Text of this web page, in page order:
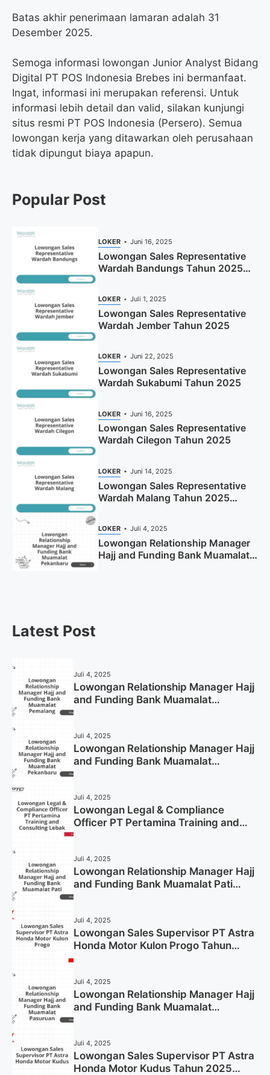
Batas akhir penerimaan lamaran adalah 31
Desember 2025.
Semoga informasi lowongan Junior Analyst Bidang
Digital PT POS Indonesia Brebes ini bermanfaat.
Ingat, informasi ini merupakan referensi. Untuk
informasi lebih detail dan valid, silakan kunjungi
situs resmi PT POS Indonesia (Persero). Semua
lowongan kerja yang ditawarkan oleh perusahaan
tidak dipungut biaya apapun.
Popular Post
LOKER Juni 16, 2025
Lowongan Sales Representative
Wardah Bandungs Tahun 2025
LOKER Juli 1, 2025
Lowongan Sales Representative
Wardah Jember Tahun 2025
LOKER Juni 22, 2025
Lowongan Sales Representative
Wardah Sukabumi Tahun 2025
LOKER Juni 16, 2025
Lowongan Sales Representative
Wardah Cilegon Tahun 2025
LOKER Juni 14, 2025
Lowongan Sales Representative
Wardah Malang Tahun 2025
LOKER Juli 4, 2025
Lowongan Relationship Manager
Hajj and Funding Bank Muamalat
Latest Post
Juli 4, 2025
Lowongan Relationship Manager Hajj
and Funding Bank Muamalat
Juli 4, 2025
Lowongan Relationship Manager Hajj
and Funding Bank Muamalat
Juli 4, 2025
Lowongan Legal & Compliance
Officer PT Pertamina Training and
Juli 4, 2025
Lowongan Relationship Manager Hajj
and Funding Bank Muamalat Pati
Juli 4, 2025
Lowongan Sales Supervisor PT Astra
Honda Motor Kulon Progo Tahun
Juli 4, 2025
Lowongan Relationship Manager Hajj
and Funding Bank Muamalat
Juli 4, 2025
Lowongan Sales Supervisor PT Astra
Honda Motor Kudus Tahun 2025